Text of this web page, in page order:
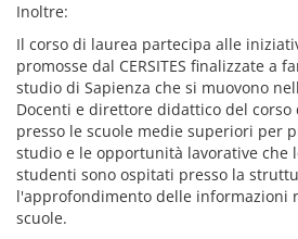
Inoltre:
Il corso di laurea partecipa alle
promosse dal CERSITES finalizzate a
studio di Sapienza che si muovono
Docenti e direttore didattico del corso
presso le scuole medie superiori per
studio e le opportunità lavorative che
studenti sono ospitati presso la
l'approfondimento delle informazioni
scuole.